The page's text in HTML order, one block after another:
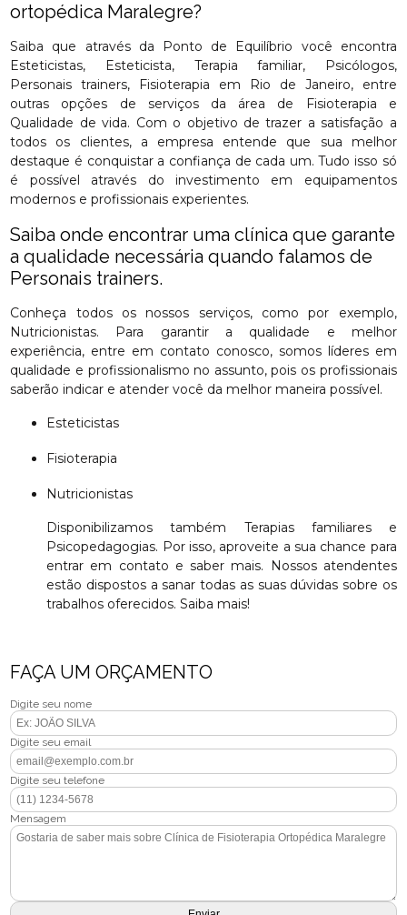
ortopédica Maralegre?
Saiba que através da Ponto de Equilíbrio você encontra
Esteticistas, Esteticista, Terapia familiar, Psicólogos,
Personais trainers, Fisioterapia em Rio de Janeiro, entre
outras opções de serviços da área de Fisioterapia e
Qualidade de vida. Com o objetivo de trazer a satisfação a
todos os clientes, a empresa entende que sua melhor
destaque é conquistar a confiança de cada um. Tudo isso só
é possível através do investimento em equipamentos
modernos e profissionais experientes.
Saiba onde encontrar uma clínica que garante
a qualidade necessária quando falamos de
Personais trainers.
Conheça todos os nossos serviços, como por exemplo,
Nutricionistas. Para garantir a qualidade e melhor
experiência, entre em contato conosco, somos líderes em
qualidade e profissionalismo no assunto, pois os profissionais
saberão indicar e atender você da melhor maneira possível.
Esteticistas
Fisioterapia
Nutricionistas
Disponibilizamos também Terapias familiares e
Psicopedagogias. Por isso, aproveite a sua chance para
entrar em contato e saber mais. Nossos atendentes
estão dispostos a sanar todas as suas dúvidas sobre os
trabalhos oferecidos. Saiba mais!
FAÇA UM ORÇAMENTO
Digite seu nome
Digite seu email
Digite seu telefone
Mensagem